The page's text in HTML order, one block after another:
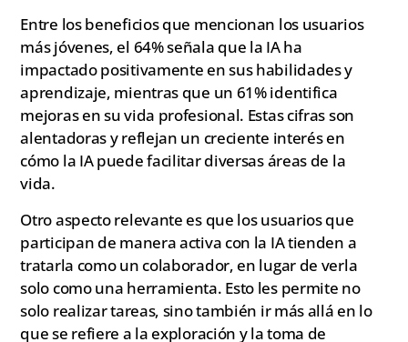
Entre los beneficios que mencionan los usuarios
más jóvenes, el 64% señala que la IA ha
impactado positivamente en sus habilidades y
aprendizaje, mientras que un 61% identifica
mejoras en su vida profesional. Estas cifras son
alentadoras y reflejan un creciente interés en
cómo la IA puede facilitar diversas áreas de la
vida.
Otro aspecto relevante es que los usuarios que
participan de manera activa con la IA tienden a
tratarla como un colaborador, en lugar de verla
solo como una herramienta. Esto les permite no
solo realizar tareas, sino también ir más allá en lo
que se refiere a la exploración y la toma de